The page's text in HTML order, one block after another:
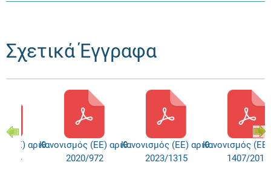
Σχετικά Έγγραφα
(ΕΕ) αριθ.Κανονισμός (ΕΕ) αριθ.
2020/972
Κανονισμός (ΕΕ) αριθ.
2023/1315
Κανονισμός
1407/2013